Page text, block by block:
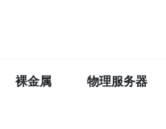
裸金属 物理服务器